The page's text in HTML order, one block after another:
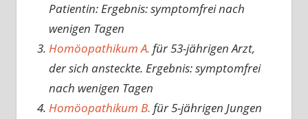
Patientin: Ergebnis: symptomfrei nach
wenigen Tagen
Homöopathikum A. für 53-jährigen Arzt,
der sich ansteckte. Ergebnis: symptomfrei
nach wenigen Tagen
Homöopathikum B. für 5-jährigen Jungen